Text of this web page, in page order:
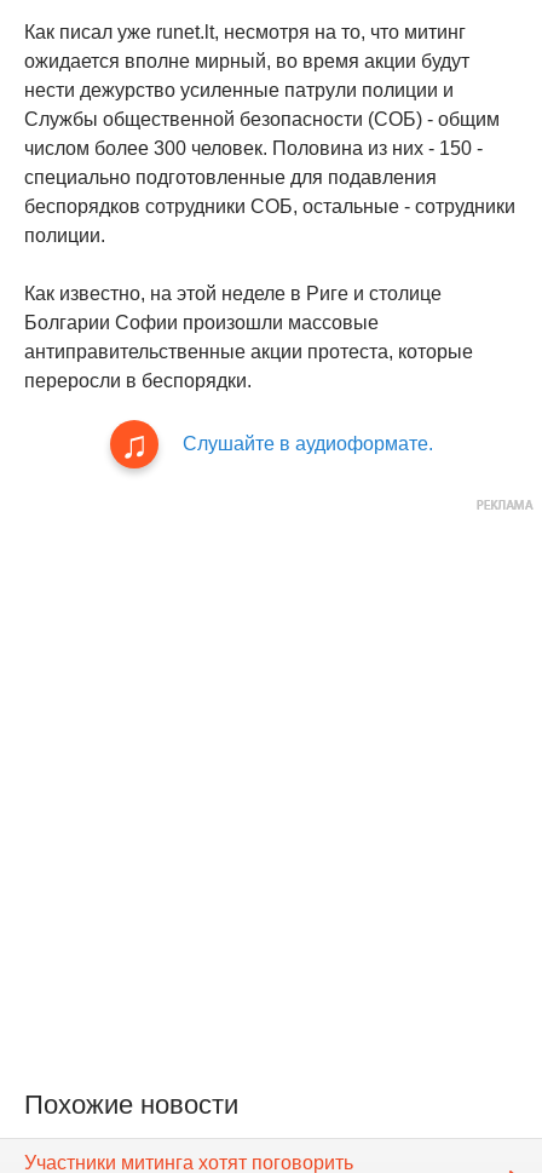
Как писал уже runet.lt, несмотря на то, что митинг
ожидается вполне мирный, во время акции будут
нести дежурство усиленные патрули полиции и
Службы общественной безопасности (СОБ) - общим
числом более 300 человек. Половина из них - 150 -
специально подготовленные для подавления
беспорядков сотрудники СОБ, остальные - сотрудники
полиции.
Как известно, на этой неделе в Риге и столице
Болгарии Софии произошли массовые
антиправительственные акции протеста, которые
переросли в беспорядки.
Слушайте в аудиоформате.
Похожие новости
Участники митинга хотят поговорить